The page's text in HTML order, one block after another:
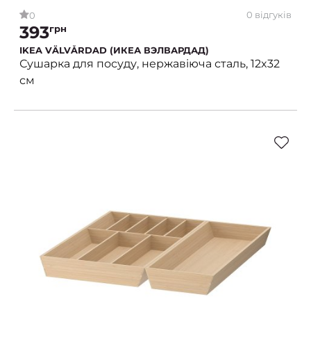
0 0 відгуків
393грн
IKEA VÄLVÅRDAD (ИКЕА ВЭЛВАРДАД)
Сушарка для посуду, нержавіюча сталь, 12x32
см